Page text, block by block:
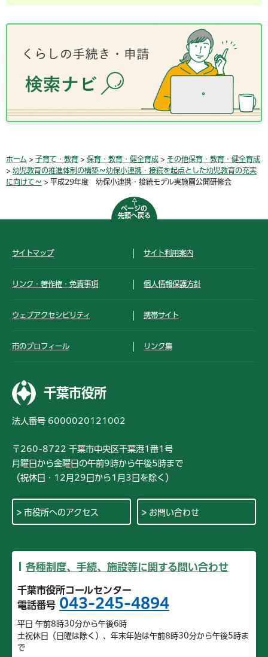
ホーム > 子育て・教育 > 保育・教育・健全育成 > その他保育・教育・健全育成
> 幼児教育の推進体制の構築～幼保小連携・接続を起点とした幼児教育の充実
に向けて～ > 平成29年度 幼保小連携・接続モデル実施園公開研修会
ページの
先頭へ戻る
サイトマップ サイト利用案内
リンク・著作権・免責事項 個人情報保護方針
ウェブアクセシビリティ 携帯サイト
市のプロフィール リンク集
千葉市役所
法人番号 6000020121002
〒260-8722 千葉市中央区千葉港1番1号
月曜日から金曜日の午前9時から午後5時まで
（祝休日・12月29日から1月3日を除く）
市役所へのアクセス お問い合わせ
各種制度、手続、施設等に関する問い合わせ
千葉市役所コールセンター
電話番号 043-245-4894
平日 午前8時30分から午後6時
土祝休日（日曜は除く）、年末年始は午前8時30分から午後5時ま
で